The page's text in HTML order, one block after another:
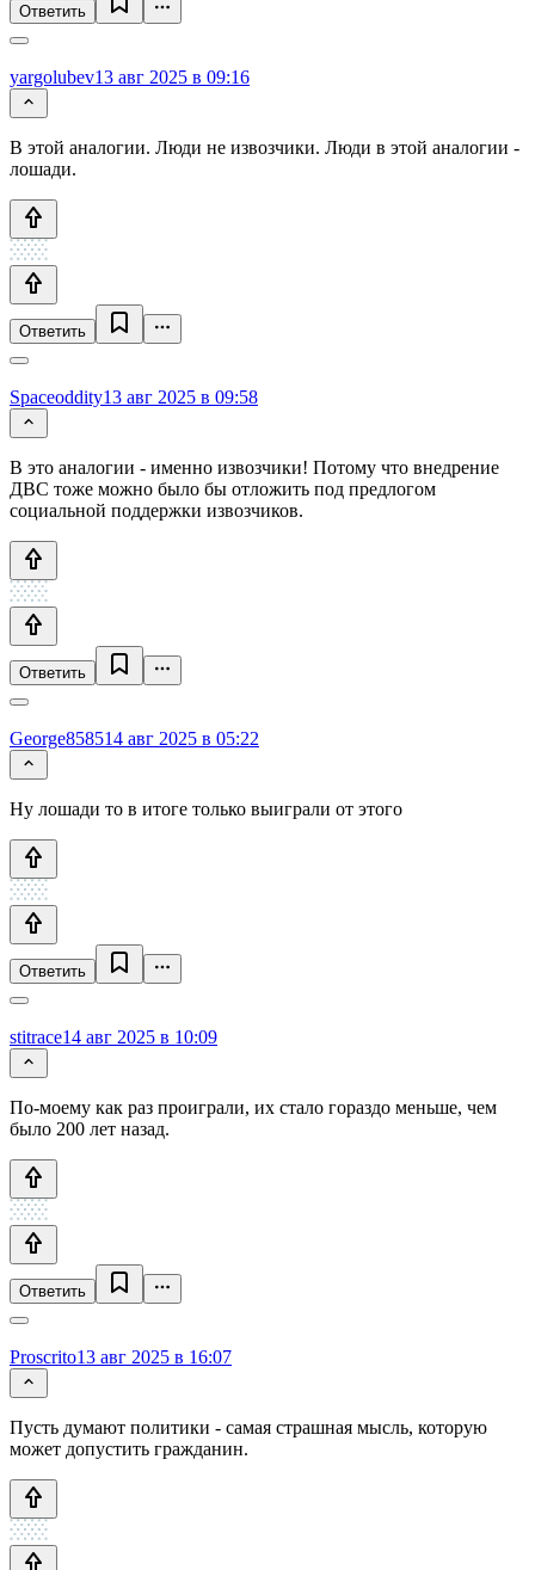
Ответить
yargolubev13 авг 2025 в 09:16
В этой аналогии. Люди не извозчики. Люди в этой аналогии -
лошади.
Ответить
Spaceoddity13 авг 2025 в 09:58
В это аналогии - именно извозчики! Потому что внедрение
ДВС тоже можно было бы отложить под предлогом
социальной поддержки извозчиков.
Ответить
George858514 авг 2025 в 05:22
Ну лошади то в итоге только выиграли от этого
Ответить
stitrace14 авг 2025 в 10:09
По-моему как раз проиграли, их стало гораздо меньше, чем
было 200 лет назад.
Ответить
Proscrito13 авг 2025 в 16:07
Пусть думают политики - самая страшная мысль, которую
может допустить гражданин.